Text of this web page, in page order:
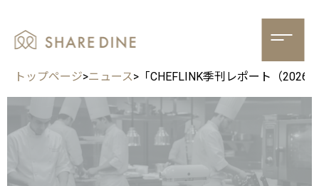
トップページ>ニュース> 「CHEFLINK季刊レポート（2026